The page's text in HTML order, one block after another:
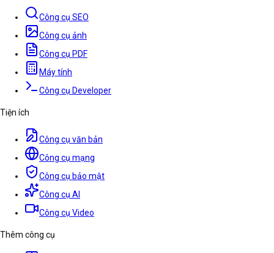
Công cụ SEO
Công cụ ảnh
Công cụ PDF
Máy tính
Công cụ Developer
Tiện ích
Công cụ văn bản
Công cụ mạng
Công cụ bảo mật
Công cụ AI
Công cụ Video
Thêm công cụ